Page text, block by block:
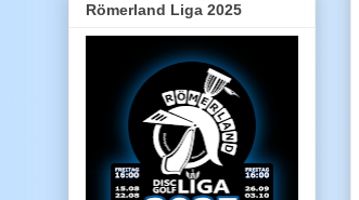
Römerland Liga 2025